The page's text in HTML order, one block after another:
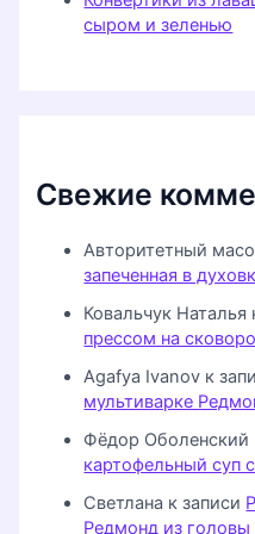
сыром и зеленью
Свежие
Авторитетный
запеченная в
Ковальчук Наталья
прессом на
Agafya Ivanov к
мультиварке
Фёдор Оболенский
картофельный суп
Светлана к записи
Редмонд из головы